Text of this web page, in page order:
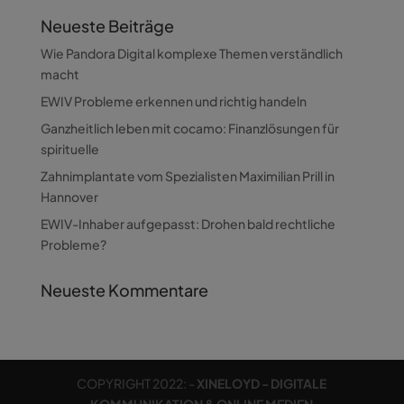
Neueste Beiträge
Wie Pandora Digital komplexe Themen verständlich
macht
EWIV Probleme erkennen und richtig handeln
Ganzheitlich leben mit cocamo: Finanzlösungen für
spirituelle
Zahnimplantate vom Spezialisten Maximilian Prill in
Hannover
EWIV-Inhaber aufgepasst: Drohen bald rechtliche
Probleme?
Neueste Kommentare
COPYRIGHT 2022: - XINELOYD - DIGITALE